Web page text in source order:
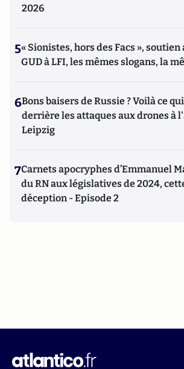
2026
5« Sionistes, hors des Facs », soutien
GUD à LFI, les mêmes slogans, la
6Bons baisers de Russie ? Voilà ce
derrière les attaques aux drones à
Leipzig
7Carnets apocryphes d’Emmanuel
du RN aux législatives de 2024,
déception - Episode 2